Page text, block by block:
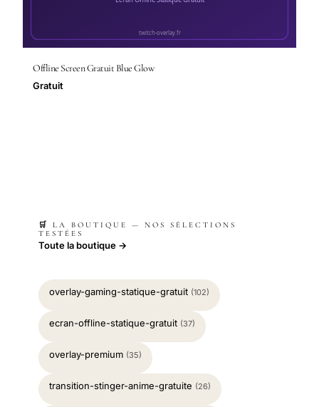
Offline Screen Gratuit Blue Glow
Gratuit
🛒 LA BOUTIQUE — NOS SÉLECTIONS
TESTÉES
Toute la boutique →
overlay-gaming-statique-gratuit (102)
ecran-offline-statique-gratuit (37)
overlay-premium (35)
transition-stinger-anime-gratuite (26)